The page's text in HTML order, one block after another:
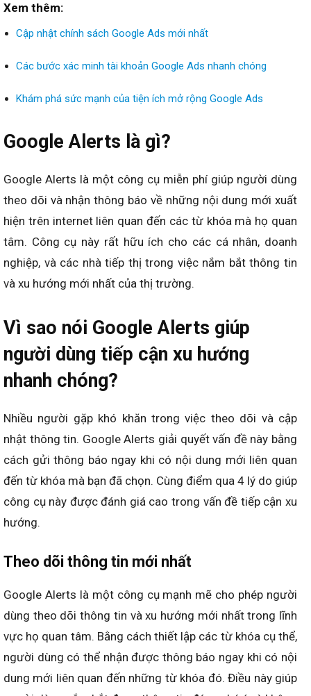
Xem thêm:
Cập nhật chính sách Google Ads mới nhất
Các bước xác minh tài khoản Google Ads nhanh chóng
Khám phá sức mạnh của tiện ích mở rộng Google Ads
Google Alerts là gì?
Google Alerts là một công cụ miễn phí giúp người dùng
theo dõi và nhận thông báo về những nội dung mới xuất
hiện trên internet liên quan đến các từ khóa mà họ quan
tâm. Công cụ này rất hữu ích cho các cá nhân, doanh
nghiệp, và các nhà tiếp thị trong việc nắm bắt thông tin
và xu hướng mới nhất của thị trường.
Vì sao nói Google Alerts giúp
người dùng tiếp cận xu hướng
nhanh chóng?
Nhiều người gặp khó khăn trong việc theo dõi và cập
nhật thông tin. Google Alerts giải quyết vấn đề này bằng
cách gửi thông báo ngay khi có nội dung mới liên quan
đến từ khóa mà bạn đã chọn. Cùng điểm qua 4 lý do giúp
công cụ này được đánh giá cao trong vấn đề tiếp cận xu
hướng.
Theo dõi thông tin mới nhất
Google Alerts là một công cụ mạnh mẽ cho phép người
dùng theo dõi thông tin và xu hướng mới nhất trong lĩnh
vực họ quan tâm. Bằng cách thiết lập các từ khóa cụ thể,
người dùng có thể nhận được thông báo ngay khi có nội
dung mới liên quan đến những từ khóa đó. Điều này giúp